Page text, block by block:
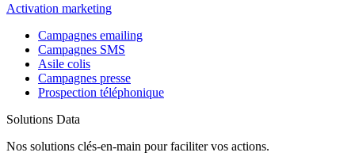
Activation marketing
Campagnes emailing
Campagnes SMS
Asile colis
Campagnes presse
Prospection téléphonique
Solutions Data
Nos solutions clés-en-main pour faciliter vos actions.